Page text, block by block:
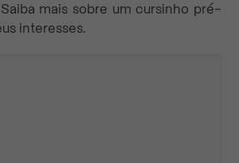
mais sobre um cursinho pré-
interesses.